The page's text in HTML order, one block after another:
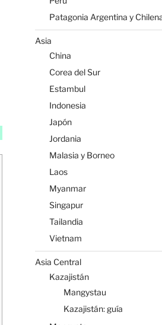
Patagonia Argentina y
Asia
China
Corea del Sur
Estambul
Indonesia
Japón
Jordania
Malasia y Borneo
Laos
Myanmar
Singapur
Tailandia
Vietnam
Asia Central
Kazajistán
Mangystau
Kazajistán: guía